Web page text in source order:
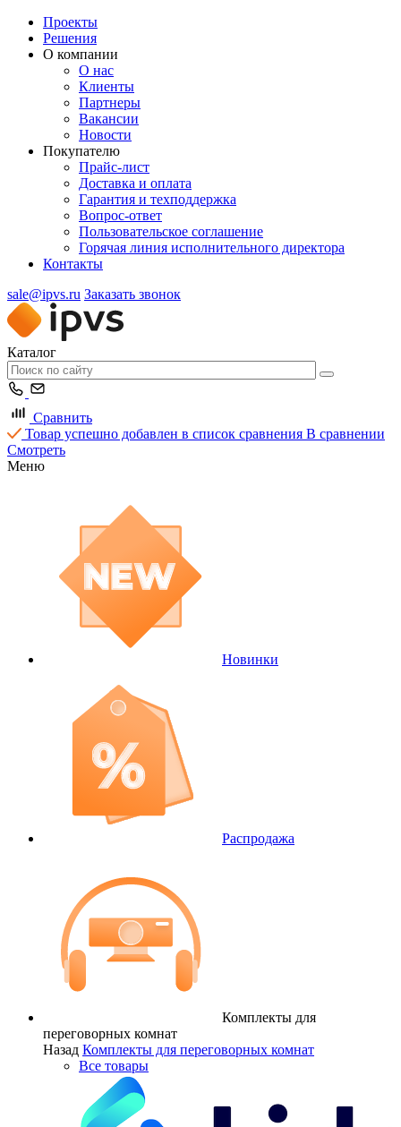
Проекты
Решения
О компании
О нас
Клиенты
Партнеры
Вакансии
Новости
Покупателю
Прайс-лист
Доставка и оплата
Гарантия и техподдержка
Вопрос-ответ
Пользовательское соглашение
Горячая линия исполнительного директора
Контакты
sale@ipvs.ru Заказать звонок
Каталог
Сравнить
Товар успешно добавлен в список сравнения В сравнении
Смотреть
Меню
Новинки
Распродажа
Комплекты для
переговорных комнат
Назад Комплекты для переговорных комнат
Все товары